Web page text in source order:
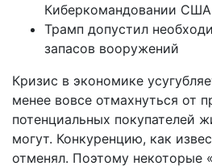
Киберкомандовании США
Трамп допустил
запасов вооружений
Кризис в экономике
менее вовсе отмахнуться от
потенциальных покупателей
могут. Конкуренцию, как
отменял. Поэтому некоторые